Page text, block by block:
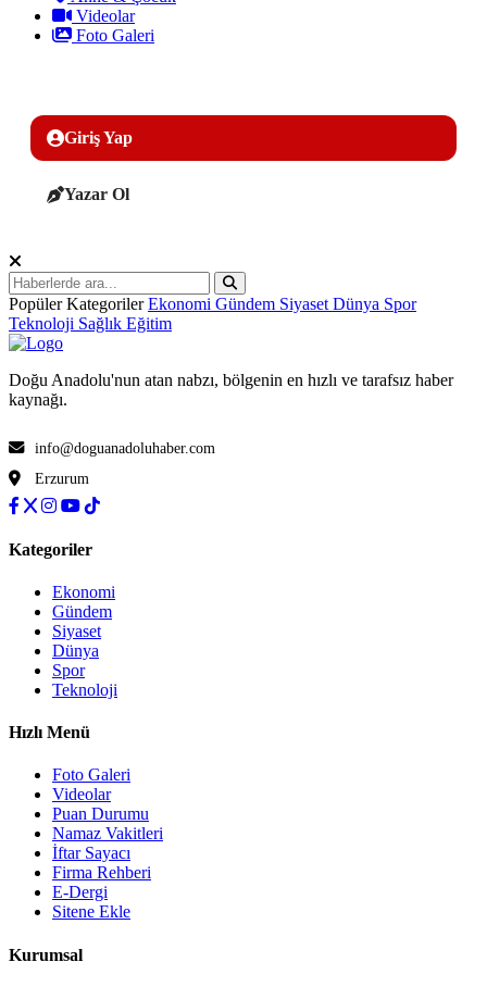
Videolar
Foto Galeri
Giriş Yap
Yazar Ol
Popüler Kategoriler Ekonomi Gündem SiyasetDünya Spor
Teknoloji Sağlık Eğitim
Doğu Anadolu'nun atan nabzı, bölgenin en hızlı ve tarafsız haber
kaynağı.
info@doguanadoluhaber.com
Erzurum
Kategoriler
Ekonomi
Gündem
Siyaset
Dünya
Spor
Teknoloji
Hızlı Menü
Foto Galeri
Videolar
Puan Durumu
Namaz Vakitleri
İftar Sayacı
Firma Rehberi
E-Dergi
Sitene Ekle
Kurumsal